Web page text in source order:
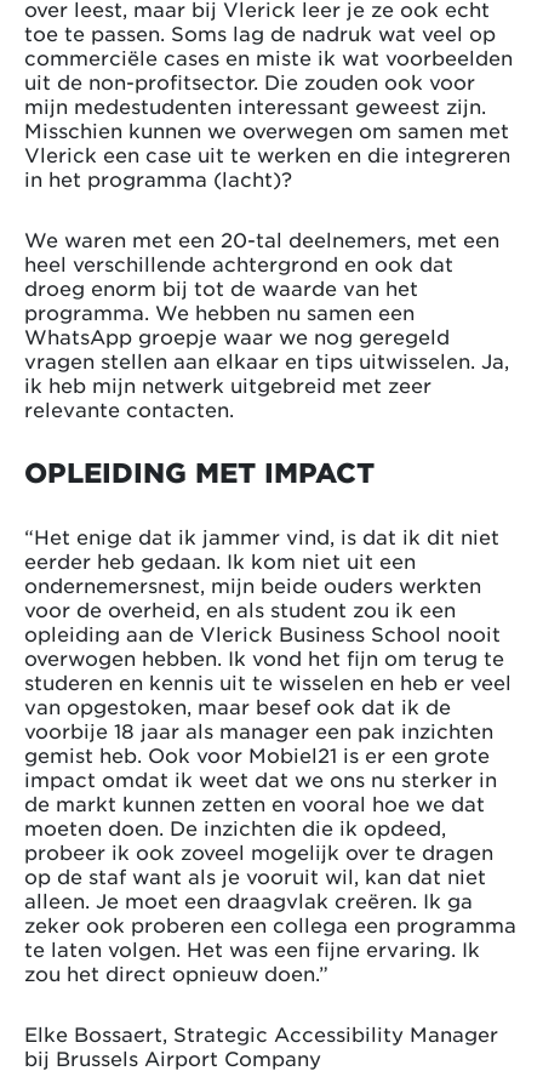
over leest, maar bij Vlerick leer je ze ook echt
toe te passen. Soms lag de nadruk wat veel op
commerciële cases en miste ik wat voorbeelden
uit de non-profitsector. Die zouden ook voor
mijn medestudenten interessant geweest zijn.
Misschien kunnen we overwegen om samen met
Vlerick een case uit te werken en die integreren
in het programma (lacht)?
We waren met een 20-tal deelnemers, met een
heel verschillende achtergrond en ook dat
droeg enorm bij tot de waarde van het
programma. We hebben nu samen een
WhatsApp groepje waar we nog geregeld
vragen stellen aan elkaar en tips uitwisselen. Ja,
ik heb mijn netwerk uitgebreid met zeer
relevante contacten.
OPLEIDING MET IMPACT
“Het enige dat ik jammer vind, is dat ik dit niet
eerder heb gedaan. Ik kom niet uit een
ondernemersnest, mijn beide ouders werkten
voor de overheid, en als student zou ik een
opleiding aan de Vlerick Business School nooit
overwogen hebben. Ik vond het fijn om terug te
studeren en kennis uit te wisselen en heb er veel
van opgestoken, maar besef ook dat ik de
voorbije 18 jaar als manager een pak inzichten
gemist heb. Ook voor Mobiel21 is er een grote
impact omdat ik weet dat we ons nu sterker in
de markt kunnen zetten en vooral hoe we dat
moeten doen. De inzichten die ik opdeed,
probeer ik ook zoveel mogelijk over te dragen
op de staf want als je vooruit wil, kan dat niet
alleen. Je moet een draagvlak creëren. Ik ga
zeker ook proberen een collega een programma
te laten volgen. Het was een fijne ervaring. Ik
zou het direct opnieuw doen.”
Elke Bossaert, Strategic Accessibility Manager
bij Brussels Airport Company